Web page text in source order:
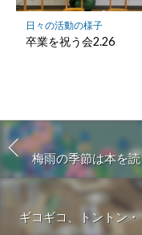
日々の活動の様子
卒業を祝う会2.26
梅雨の季節は本を
ギコギコ、トントン・